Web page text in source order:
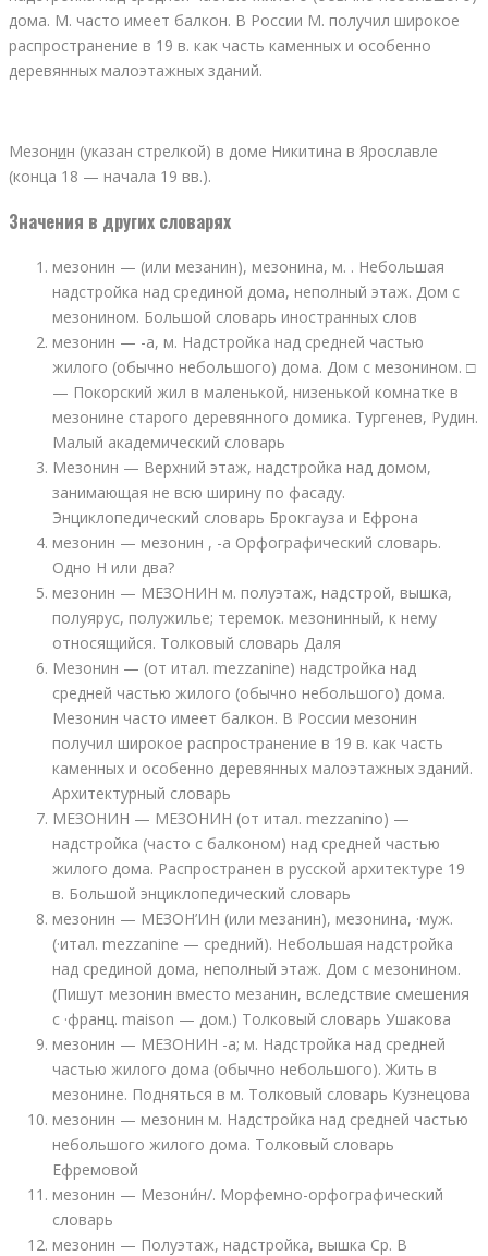
дома. М. часто имеет балкон. В России М. получил широкое
распространение в 19 в. как часть каменных и особенно
деревянных малоэтажных зданий.
Мезонин (указан стрелкой) в доме Никитина в Ярославле
(конца 18 — начала 19 вв.).
Значения в других словарях
мезонин — (или мезанин), мезонина, м. . Небольшая
надстройка над срединой дома, неполный этаж. Дом с
мезонином. Большой словарь иностранных слов
мезонин — -а, м. Надстройка над средней частью
жилого (обычно небольшого) дома. Дом с мезонином. □
— Покорский жил в маленькой, низенькой комнатке в
мезонине старого деревянного домика. Тургенев, Рудин.
Малый академический словарь
Мезонин — Верхний этаж, надстройка над домом,
занимающая не всю ширину по фасаду.
Энциклопедический словарь Брокгауза и Ефрона
мезонин — мезонин , -а Орфографический словарь.
Одно Н или два?
мезонин — МЕЗОНИН м. полуэтаж, надстрой, вышка,
полуярус, полужилье; теремок. мезонинный, к нему
относящийся. Толковый словарь Даля
Мезонин — (от итал. mezzanine) надстройка над
средней частью жилого (обычно небольшого) дома.
Мезонин часто имеет балкон. В России мезонин
получил широкое распространение в 19 в. как часть
каменных и особенно деревянных малоэтажных зданий.
Архитектурный словарь
МЕЗОНИН — МЕЗОНИН (от итал. mezzanino) —
надстройка (часто с балконом) над средней частью
жилого дома. Распространен в русской архитектуре 19
в. Большой энциклопедический словарь
мезонин — МЕЗОН’ИН (или мезанин), мезонина, ·муж.
(·итал. mezzanine — средний). Небольшая надстройка
над срединой дома, неполный этаж. Дом с мезонином.
(Пишут мезонин вместо мезанин, вследствие смешения
с ·франц. maison — дом.) Толковый словарь Ушакова
мезонин — МЕЗОНИН -а; м. Надстройка над средней
частью жилого дома (обычно небольшого). Жить в
мезонине. Подняться в м. Толковый словарь Кузнецова
мезонин — мезонин м. Надстройка над средней частью
небольшого жилого дома. Толковый словарь
Ефремовой
мезонин — Мезони́н/. Морфемно-орфографический
словарь
мезонин — Полуэтаж, надстройка, вышка Ср. В